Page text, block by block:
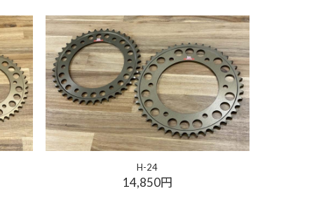
H-24
14,850円